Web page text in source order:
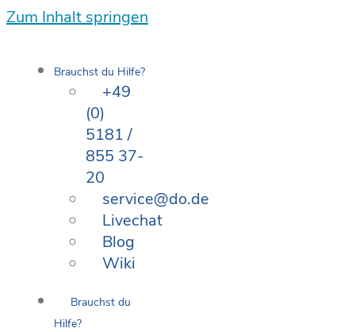
Zum Inhalt springen
Brauchst du Hilfe?
+49
(0)
5181 /
855 37-
20
service@do.de
Livechat
Blog
Wiki
Brauchst du
Hilfe?